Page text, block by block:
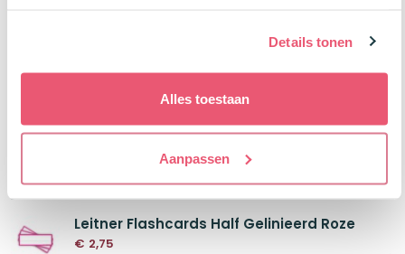
Details tonen
Alles toestaan
Aanpassen
Leitner Flashcards Half Gelinieerd Roze
€2,75
Leitner Flashcards Half Gelinieerd Roze
€ 2,75